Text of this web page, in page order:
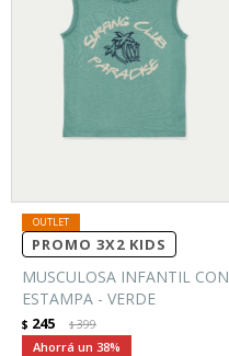
PROMO 3X2 KIDS
MUSCULOSA INFANTIL CON
ESTAMPA - VERDE
$ 245 $399
38